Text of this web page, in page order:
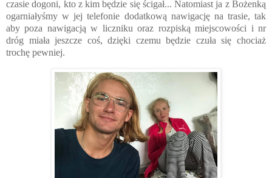
czasie dogoni, kto z kim będzie się ścigał... Natomiast ja z Bożenką
ogarniałyśmy w jej telefonie dodatkową nawigację na trasie, tak
aby poza nawigacją w liczniku oraz rozpiską miejscowości i nr
dróg miała jeszcze coś, dzięki czemu będzie czuła się chociaż
trochę pewniej.